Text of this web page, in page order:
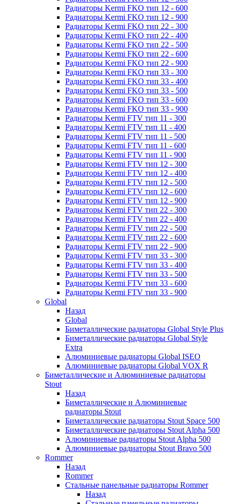
Радиаторы Kermi FKO тип 12 - 600
Радиаторы Kermi FKO тип 12 - 900
Радиаторы Kermi FKO тип 22 - 300
Радиаторы Kermi FKO тип 22 - 400
Радиаторы Kermi FKO тип 22 - 500
Радиаторы Kermi FKO тип 22 - 600
Радиаторы Kermi FKO тип 22 - 900
Радиаторы Kermi FKO тип 33 - 300
Радиаторы Kermi FKO тип 33 - 400
Радиаторы Kermi FKO тип 33 - 500
Радиаторы Kermi FKO тип 33 - 600
Радиаторы Kermi FKO тип 33 - 900
Радиаторы Kermi FTV тип 11 - 300
Радиаторы Kermi FTV тип 11 - 400
Радиаторы Kermi FTV тип 11 - 500
Радиаторы Kermi FTV тип 11 - 600
Радиаторы Kermi FTV тип 11 - 900
Радиаторы Kermi FTV тип 12 - 300
Радиаторы Kermi FTV тип 12 - 400
Радиаторы Kermi FTV тип 12 - 500
Радиаторы Kermi FTV тип 12 - 600
Радиаторы Kermi FTV тип 12 - 900
Радиаторы Kermi FTV тип 22 - 300
Радиаторы Kermi FTV тип 22 - 400
Радиаторы Kermi FTV тип 22 - 500
Радиаторы Kermi FTV тип 22 - 600
Радиаторы Kermi FTV тип 22 - 900
Радиаторы Kermi FTV тип 33 - 300
Радиаторы Kermi FTV тип 33 - 400
Радиаторы Kermi FTV тип 33 - 500
Радиаторы Kermi FTV тип 33 - 600
Радиаторы Kermi FTV тип 33 - 900
Global
Назад
Global
Биметаллические радиаторы Global Style Plus
Биметаллические радиаторы Global Style
Extra
Алюминиевые радиаторы Global ISEO
Алюминиевые радиаторы Global VOX R
Биметаллические и Алюминиевые радиаторы
Stout
Назад
Биметаллические и Алюминиевые
радиаторы Stout
Биметаллические радиаторы Stout Space 500
Биметаллические радиаторы Stout Alpha 500
Алюминиевые радиаторы Stout Alpha 500
Алюминиевые радиаторы Stout Bravo 500
Rommer
Назад
Rommer
Стальные панельные радиаторы Rommer
Назад